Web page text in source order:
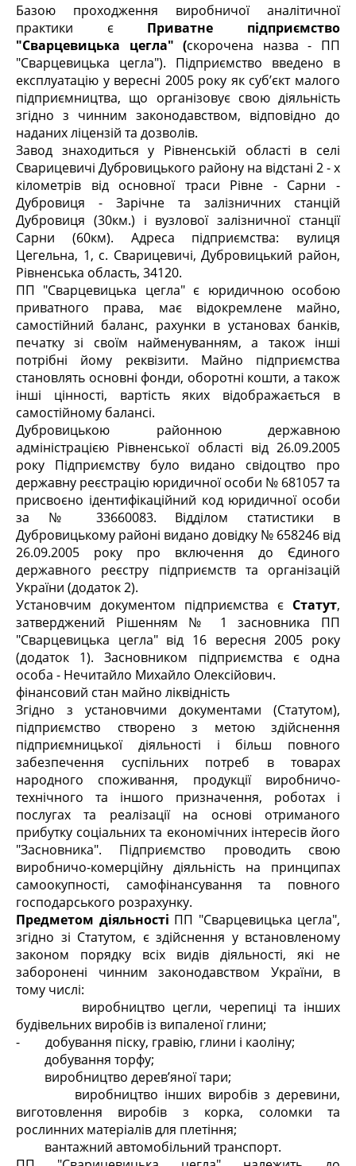
Базою проходження виробничої аналітичної
практики є Приватне підприємство
"Сварцевицька цегла" (скорочена назва - ПП
"Сварцевицька цегла"). Підприємство введено в
експлуатацію у вересні 2005 року як суб’єкт малого
підприємництва, що організовує свою діяльність
згідно з чинним законодавством, відповідно до
наданих ліцензій та дозволів.
Завод знаходиться у Рівненській області в селі
Сварицевичі Дубровицького району на відстані 2 - х
кілометрів від основної траси Рівне - Сарни -
Дубровиця - Зарічне та залізничних станцій
Дубровиця (30км.) і вузлової залізничної станції
Сарни (60км). Адреса підприємства: вулиця
Цегельна, 1, с. Сварицевичі, Дубровицький район,
Рівненська область, 34120.
ПП "Сварцевицька цегла" є юридичною особою
приватного права, має відокремлене майно,
самостійний баланс, рахунки в установах банків,
печатку зі своїм найменуванням, а також інші
потрібні йому реквізити. Майно підприємства
становлять основні фонди, оборотні кошти, а також
інші цінності, вартість яких відображається в
самостійному балансі.
Дубровицькою районною державною
адміністрацією Рівненської області від 26.09.2005
року Підприємству було видано свідоцтво про
державну реєстрацію юридичної особи № 681057 та
присвоєно ідентифікаційний код юридичної особи
за № 33660083. Відділом статистики в
Дубровицькому районі видано довідку № 658246 від
26.09.2005 року про включення до Єдиного
державного реєстру підприємств та організацій
України (додаток 2).
Установчим документом підприємства є Статут,
затверджений Рішенням № 1 засновника ПП
"Сварцевицька цегла" від 16 вересня 2005 року
(додаток 1). Засновником підприємства є одна
особа - Нечитайло Михайло Олексійович.
фінансовий стан майно ліквідність
Згідно з установчими документами (Статутом),
підприємство створено з метою здійснення
підприємницької діяльності і більш повного
забезпечення суспільних потреб в товарах
народного споживання, продукції виробничо-
технічного та іншого призначення, роботах і
послугах та реалізації на основі отриманого
прибутку соціальних та економічних інтересів його
"Засновника". Підприємство проводить свою
виробничо-комерційну діяльність на принципах
самоокупності, самофінансування та повного
господарського розрахунку.
Предметом діяльності ПП "Сварцевицька цегла",
згідно зі Статутом, є здійснення у встановленому
законом порядку всіх видів діяльності, які не
заборонені чинним законодавством України, в
тому числі:
виробництво цегли, черепиці та інших
будівельних виробів із випаленої глини;
- добування піску, гравію, глини і каоліну;
добування торфу;
виробництво дерев’яної тари;
виробництво інших виробів з деревини,
виготовлення виробів з корка, соломки та
рослинних матеріалів для плетіння;
вантажний автомобільний транспорт.